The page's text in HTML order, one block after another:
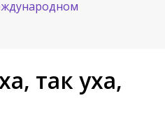
так уха,